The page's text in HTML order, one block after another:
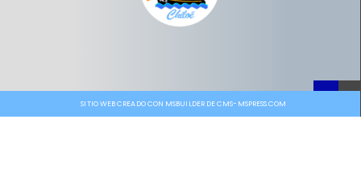
SITIO WEB CREADO CON MSBUILDER DE CMS-MSPRESS.COM